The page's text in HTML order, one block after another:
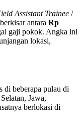
Assistant Trainee /
antara Rp
gaji pokok. Angka ini
lokasi,
di beberapa pulau di
Jawa,
berlokasi di